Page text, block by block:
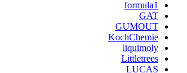
formula1
GAT
GUMOUT
KochChemie
liquimoly
Littletrees
LUCAS